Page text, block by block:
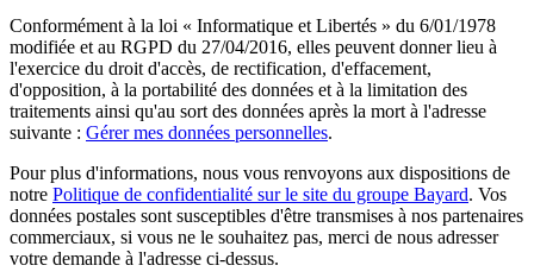
Conformément à la loi « Informatique et Libertés » du 6/01/1978
modifiée et au RGPD du 27/04/2016, elles peuvent donner lieu à
l'exercice du droit d'accès, de rectification, d'effacement,
d'opposition, à la portabilité des données et à la limitation des
traitements ainsi qu'au sort des données après la mort à l'adresse
suivante : Gérer mes données personnelles.
Pour plus d'informations, nous vous renvoyons aux dispositions de
notre Politique de confidentialité sur le site du groupe Bayard. Vos
données postales sont susceptibles d'être transmises à nos partenaires
commerciaux, si vous ne le souhaitez pas, merci de nous adresser
votre demande à l'adresse ci-dessus.